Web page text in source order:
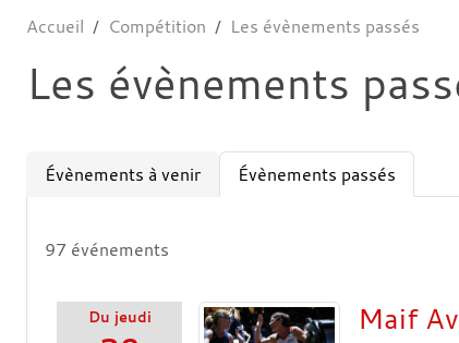
Accueil Compétition Les évènements passés
Les évènements
Évènements à venir Évènements passés
97 événements
Du jeudi Maif